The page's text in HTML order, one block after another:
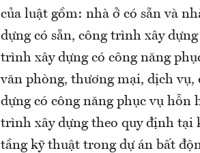
của luật gồm: nhà ở có sẵn và
dựng có sẵn, công trình xây
trình xây dựng có công năng
văn phòng, thương mại, dịch
dựng có công năng phục vụ hỗn
trình xây dựng theo quy định tại
tầng kỹ thuật trong dự án bất